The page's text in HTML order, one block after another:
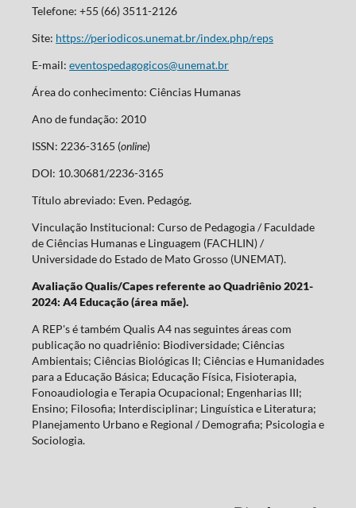
Telefone: +55 (66) 3511-2126
Site: https://periodicos.unemat.br/index.php/reps
E-mail: eventospedagogicos@unemat.br
Área do conhecimento: Ciências Humanas
Ano de fundação: 2010
ISSN: 2236-3165 (online)
DOI: 10.30681/2236-3165
Título abreviado: Even. Pedagóg.
Vinculação Institucional: Curso de Pedagogia / Faculdade
de Ciências Humanas e Linguagem (FACHLIN) /
Universidade do Estado de Mato Grosso (UNEMAT).
Avaliação Qualis/Capes referente ao Quadriênio 2021-
2024: A4 Educação (área mãe).
A REP's é também Qualis A4 nas seguintes áreas com
publicação no quadriênio: Biodiversidade; Ciências
Ambientais; Ciências Biológicas II; Ciências e Humanidades
para a Educação Básica; Educação Física, Fisioterapia,
Fonoaudiologia e Terapia Ocupacional; Engenharias III;
Ensino; Filosofia; Interdisciplinar; Linguística e Literatura;
Planejamento Urbano e Regional / Demografia; Psicologia e
Sociologia.